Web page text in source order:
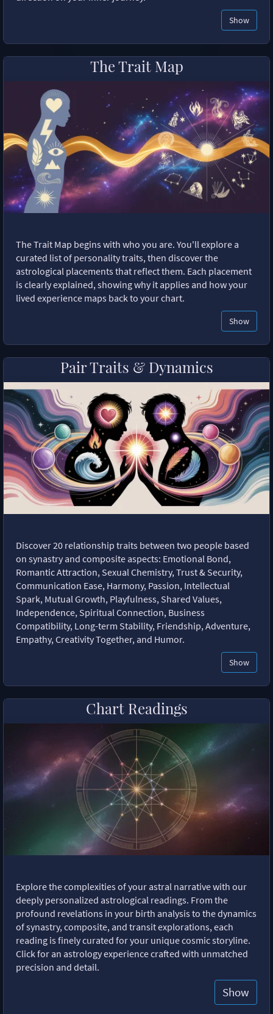
Show
The Trait Map
The Trait Map begins with who you are. You'll explore a
curated list of personality traits, then discover the
astrological placements that reflect them. Each placement
is clearly explained, showing why it applies and how your
lived experience maps back to your chart.
Show
Pair Traits & Dynamics
Discover 20 relationship traits between two people based
on synastry and composite aspects: Emotional Bond,
Romantic Attraction, Sexual Chemistry, Trust & Security,
Communication Ease, Harmony, Passion, Intellectual
Spark, Mutual Growth, Playfulness, Shared Values,
Independence, Spiritual Connection, Business
Compatibility, Long-term Stability, Friendship, Adventure,
Empathy, Creativity Together, and Humor.
Show
Chart Readings
Explore the complexities of your astral narrative with our
deeply personalized astrological readings. From the
profound revelations in your birth analysis to the dynamics
of synastry, composite, and transit explorations, each
reading is finely curated for your unique cosmic storyline.
Click for an astrology experience crafted with unmatched
precision and detail.
Show